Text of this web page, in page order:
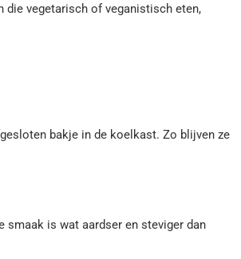
die vegetarisch of veganistisch eten,
bakje in de koelkast. Zo blijven ze
smaak is wat aardser en steviger dan